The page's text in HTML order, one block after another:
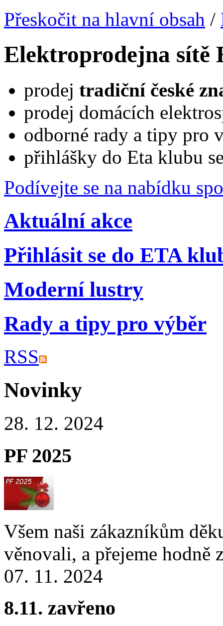
Přeskočit na hlavní obsah /
Elektroprodejna sítě
prodej tradiční české
prodej domácích
odborné rady a tipy pro
přihlášky do Eta klubu
Podívejte se na nabídku
Aktuální akce
Přihlásit se do ETA
Moderní lustry
Rady a tipy pro výběr
RSS
Novinky
28. 12. 2024
PF 2025
Všem naši zákazníkům
věnovali, a přejeme hodně
07. 11. 2024
8.11. zavřeno